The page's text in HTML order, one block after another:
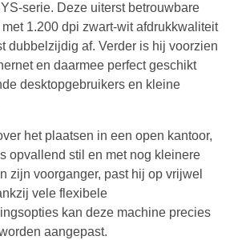
serie. Deze uiterst betrouwbare
1.200 dpi zwart-wit afdrukkwaliteit
dubbelzijdig af. Verder is hij voorzien
en daarmee perfect geschikt
desktopgebruikers en kleine
het plaatsen in een open kantoor,
opvallend stil en met nog kleinere
zijn voorganger, past hij op vrijwel
vele flexibele
kan deze machine precies
aangepast.